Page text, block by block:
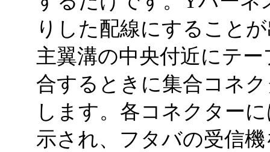
りした配線にすること
主翼溝の中央付近にテ
合するときに集合コネ
します。各コネクター
示され、フタバの受信